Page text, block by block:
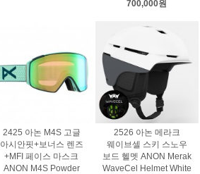
700,000원
2425 아논 M4S 고글
아시안핏+보너스 렌즈
+MFI 페이스 마스크
ANON M4S Powder
2526 아논 메라크
웨이브셀 스키 스노우
보드 헬멧 ANON Merak
WaveCel Helmet White